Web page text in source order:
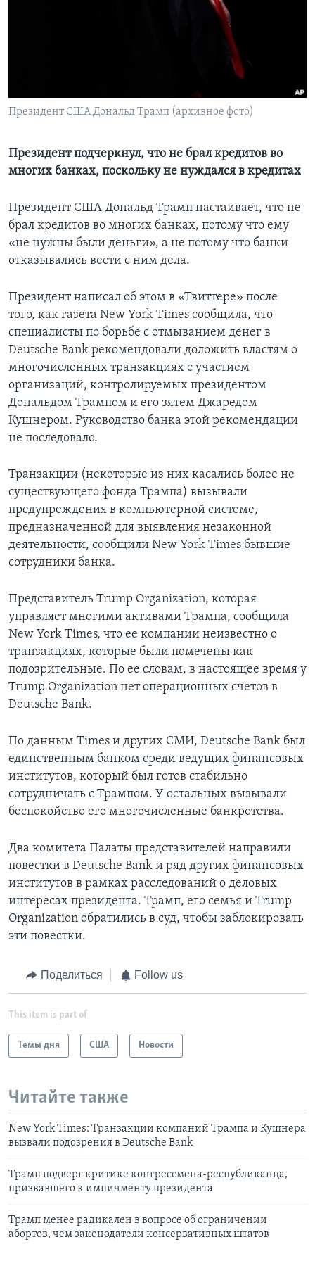
Президент США Дональд Трамп (архивное фото)
Президент подчеркнул, что не брал кредитов во
многих банках, поскольку не нуждался в кредитах
Президент США Дональд Трамп настаивает, что не
брал кредитов во многих банках, потому что ему
«не нужны были деньги», а не потому что банки
отказывались вести с ним дела.
Президент написал об этом в «Твиттере» после
того, как газета New York Times сообщила, что
специалисты по борьбе с отмыванием денег в
Deutsche Bank рекомендовали доложить властям о
многочисленных транзакциях с участием
организаций, контролируемых президентом
Дональдом Трампом и его зятем Джаредом
Кушнером. Руководство банка этой рекомендации
не последовало.
Транзакции (некоторые из них касались более не
существующего фонда Трампа) вызывали
предупреждения в компьютерной системе,
предназначенной для выявления незаконной
деятельности, сообщили New York Times бывшие
сотрудники банка.
Представитель Trump Organization, которая
управляет многими активами Трампа, сообщила
New York Times, что ее компании неизвестно о
транзакциях, которые были помечены как
подозрительные. По ее словам, в настоящее время у
Trump Organization нет операционных счетов в
Deutsche Bank.
По данным Times и других СМИ, Deutsche Bank был
единственным банком среди ведущих финансовых
институтов, который был готов стабильно
сотрудничать с Трампом. У остальных вызывали
беспокойство его многочисленные банкротства.
Два комитета Палаты представителей направили
повестки в Deutsche Bank и ряд других финансовых
институтов в рамках расследований о деловых
интересах президента. Трамп, его семья и Trump
Organization обратились в суд, чтобы заблокировать
эти повестки.
Поделиться Follow us
This item is part of
Темы дня США Новости
Читайте также
New York Times: Транзакции компаний Трампа и Кушнера
вызвали подозрения в Deutsche Bank
Трамп подверг критике конгрессмена-республиканца,
призвавшего к импичменту президента
Трамп менее радикален в вопросе об ограничении
абортов, чем законодатели консервативных штатов